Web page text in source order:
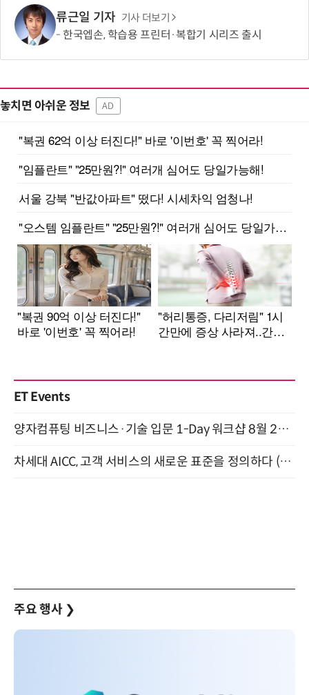
류근일 기자 기사 더보기
한국엡손, 학습용 프린터·복합기 시리즈 출시
놓치면 아쉬운 정보 AD
ET Events
양자컴퓨팅 비즈니스·기술 입문 1-Day 워크샵 8월 28일 개최
차세대 AICC, 고객 서비스의 새로운 표준을 정의하다 (9/9)
주요 행사 ❯